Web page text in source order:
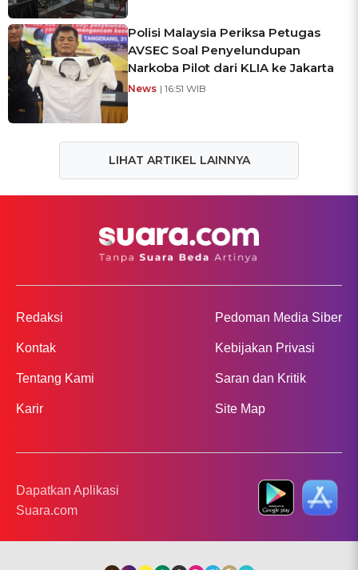
Polisi Malaysia Periksa Petugas
AVSEC Soal Penyelundupan
Narkoba Pilot dari KLIA ke Jakarta
News | 16:51 WIB
LIHAT ARTIKEL LAINNYA
Redaksi
Kontak
Tentang Kami
Karir
Pedoman Media Siber
Kebijakan Privasi
Saran dan Kritik
Site Map
Dapatkan Aplikasi
Suara.com